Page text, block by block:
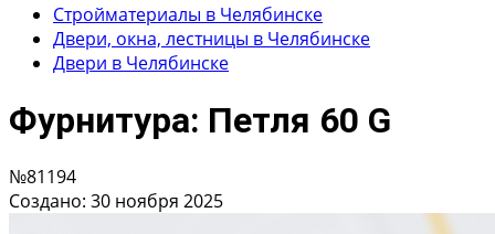
Стройматериалы в Челябинске
Двери, окна, лестницы в Челябинске
Двери в Челябинске
Фурнитура: Петля 60 G
№81194
Создано: 30 ноября 2025